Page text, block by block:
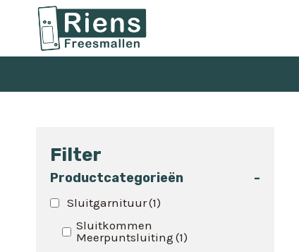
Doorgaan
Filter
Productcategorieën -
Sluitgarnituur(1)
Sluitkommen
Meerpuntsluiting (1)